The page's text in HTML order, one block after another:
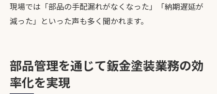
現場では「部品の手配漏れがなくなった」「納期遅延が
減った」といった声も多く聞かれます。
部品管理を通じて鈑金塗装業務の効
率化を実現